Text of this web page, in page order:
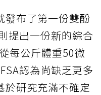
發布了第一份雙酚
提出一份新的綜合
每公斤體重50微
認為尚缺乏更多
於研究充滿不確定